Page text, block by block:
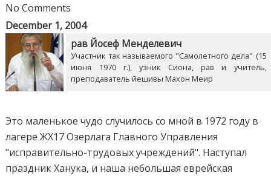
No Comments
December 1, 2004
рав Йосеф Менделевич
Участник так называемого "Самолетного дела" (15
июня 1970 г.), узник Сиона, рав и учитель,
преподаватель йешивы Махон Меир
Это маленькое чудо случилось со мной в 1972 году в
лагере ЖХ17 Озерлага Главного Управления
"исправительно-трудовых учреждений". Наступал
праздник Ханука, и наша небольшая еврейская